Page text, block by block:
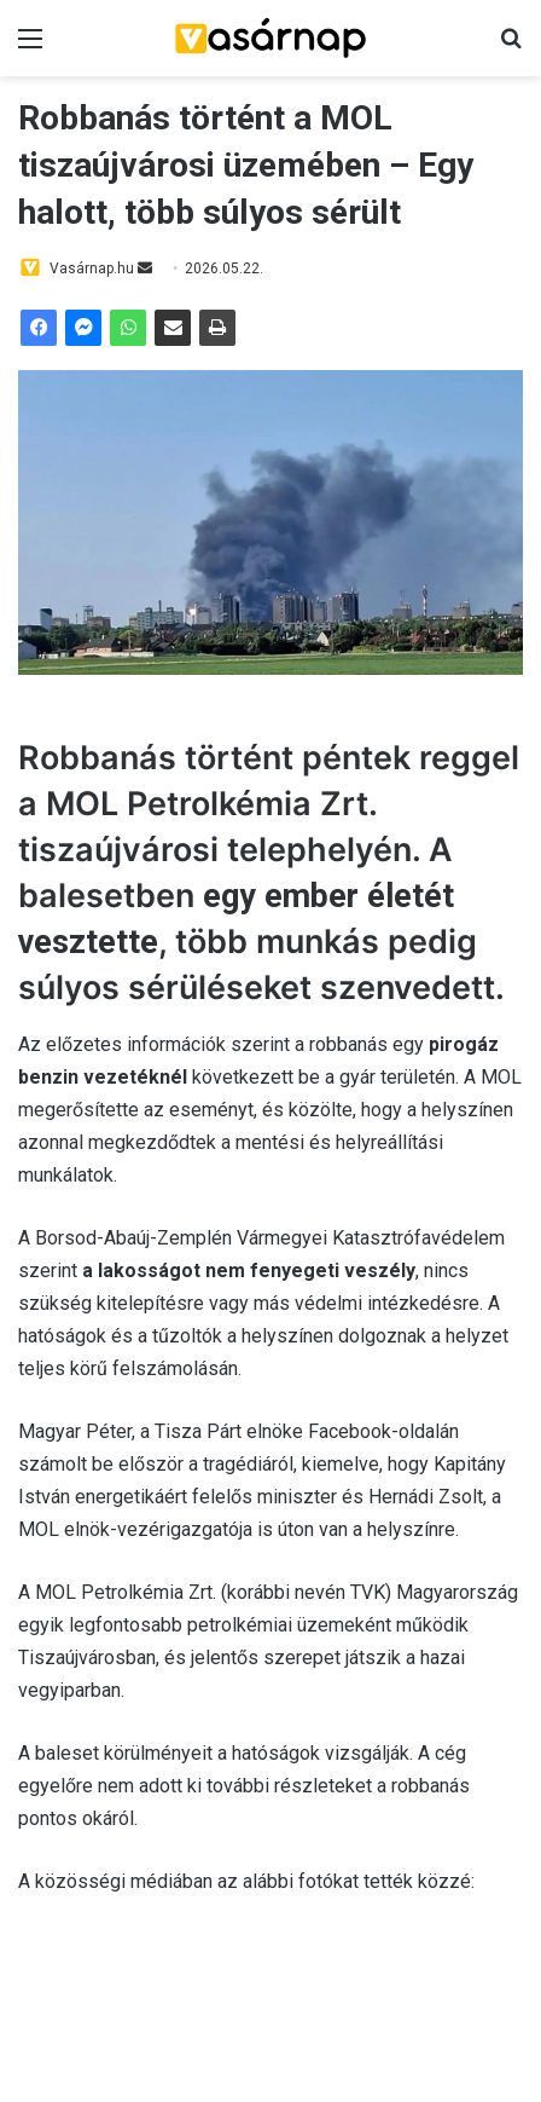
Robbanás történt a MOL
tiszaújvárosi üzemében – Egy
halott, több súlyos sérült
Vasárnap.hu 2026.05.22.
Robbanás történt péntek reggel
a MOL Petrolkémia Zrt.
tiszaújvárosi telephelyén. A
balesetben egy ember életét
vesztette, több munkás pedig
súlyos sérüléseket szenvedett.
Az előzetes információk szerint a robbanás egy pirogáz
benzin vezetéknél következett be a gyár területén. A MOL
megerősítette az eseményt, és közölte, hogy a helyszínen
azonnal megkezdődtek a mentési és helyreállítási
munkálatok.
A Borsod-Abaúj-Zemplén Vármegyei Katasztrófavédelem
szerint a lakosságot nem fenyegeti veszély, nincs
szükség kitelepítésre vagy más védelmi intézkedésre. A
hatóságok és a tűzoltók a helyszínen dolgoznak a helyzet
teljes körű felszámolásán.
Magyar Péter, a Tisza Párt elnöke Facebook-oldalán
számolt be először a tragédiáról, kiemelve, hogy Kapitány
István energetikáért felelős miniszter és Hernádi Zsolt, a
MOL elnök-vezérigazgatója is úton van a helyszínre.
A MOL Petrolkémia Zrt. (korábbi nevén TVK) Magyarország
egyik legfontosabb petrolkémiai üzemeként működik
Tiszaújvárosban, és jelentős szerepet játszik a hazai
vegyiparban.
A baleset körülményeit a hatóságok vizsgálják. A cég
egyelőre nem adott ki további részleteket a robbanás
pontos okáról.
A közösségi médiában az alábbi fotókat tették közzé: